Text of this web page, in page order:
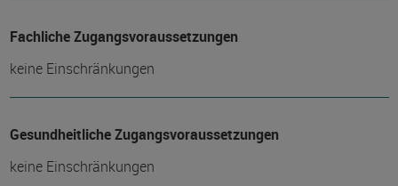
Fachliche Zugangsvoraussetzungen
keine Einschränkungen
Gesundheitliche Zugangsvoraussetzungen
keine Einschränkungen